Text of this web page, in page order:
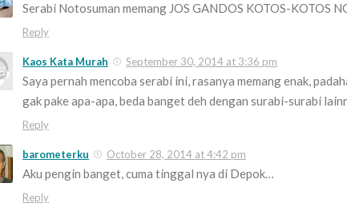
Serabi Notosuman memang JOS GANDOS KOTOS-KOTOS
Reply
Kaos Kata Murah September 30, 2014 at 3:36 pm
Saya pernah mencoba serabi ini, rasanya memang enak,
gak pake apa-apa, beda banget deh dengan surabi-surabi
Reply
barometerku October 28, 2014 at 4:42 pm
Aku pengin banget, cuma tinggal nya di Depok…
Reply